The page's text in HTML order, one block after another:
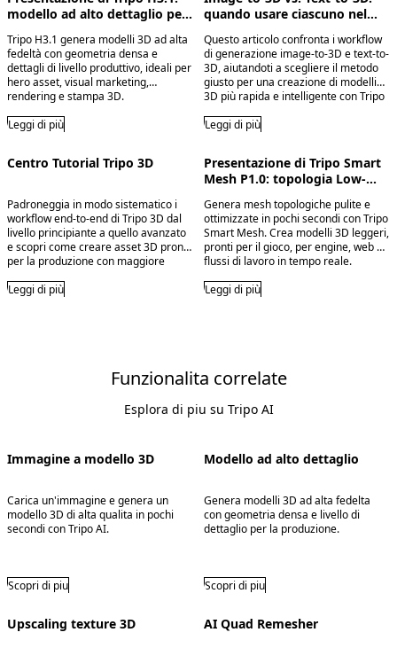
modello ad alto dettaglio per
Tripo H3.1 genera modelli 3D ad alta
fedeltà con geometria densa e
dettagli di livello produttivo, ideali per
hero asset, visual marketing,
rendering e stampa 3D.
Leggi di più
quando usare ciascuno nel
Questo articolo confronta i workflow
di generazione image-to-3D e text-to-
3D, aiutandoti a scegliere il metodo
giusto per una creazione di modelli
3D più rapida e intelligente con Tripo
Leggi di più
Centro Tutorial Tripo 3D
Padroneggia in modo sistematico i
workflow end-to-end di Tripo 3D dal
livello principiante a quello avanzato
e scopri come creare asset 3D pronti
per la produzione con maggiore
Leggi di più
Presentazione di Tripo Smart
Mesh P1.0: topologia Low-
Genera mesh topologiche pulite e
ottimizzate in pochi secondi con Tripo
Smart Mesh. Crea modelli 3D leggeri,
pronti per il gioco, per engine, web e
flussi di lavoro in tempo reale.
Leggi di più
Funzionalita correlate
Esplora di piu su Tripo AI
Immagine a modello 3D
Carica un'immagine e genera un
modello 3D di alta qualita in pochi
secondi con Tripo AI.
Scopri di piu
Modello ad alto dettaglio
Genera modelli 3D ad alta fedelta
con geometria densa e livello di
dettaglio per la produzione.
Scopri di piu
Upscaling texture 3D AI Quad Remesher